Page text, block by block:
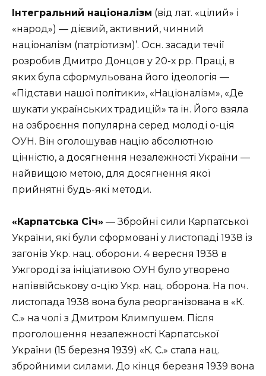
Інтегральний націоналізм (від лат. «цілий» і
«народ») — дієвий, активний, чинний
націоналізм (патріотизм)’. Осн. засади течії
розробив Дмитро Донцов у 20-х рр. Праці, в
яких була сформульована його ідеологія —
«Підстави нашої політики», «Націоналізм», «Де
шукати українських традицій» та ін. Його взяла
на озброєння популярна серед молоді о-ція
ОУН. Він оголошував націю абсолютною
цінністю, а досягнення незалежності України —
найвищою метою, для досягнення якої
прийнятні будь-які методи.
«Карпатська Січ» — Збройні сили Карпатської
України, які були сформовані у листопаді 1938 із
загонів Укр. нац. оборони. 4 вересня 1938 в
Ужгороді за ініціативою ОУН було утворено
напіввійськову о-цію Укр. нац. оборона. На поч.
листопада 1938 вона була реорганізована в «К.
С.» на чолі з Дмитром Климпушем. Після
проголошення незалежності Карпатської
України (15 березня 1939) «К. С.» стала нац.
збройними силами. До кінця березня 1939 вона